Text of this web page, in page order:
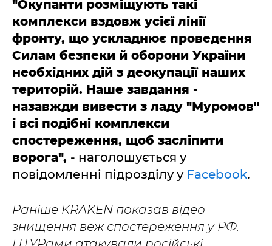
"Окупанти розміщують такі
комплекси вздовж усієї лінії
фронту, що ускладнює проведення
Силам безпеки й оборони України
необхідних дій з деокупації наших
територій. Наше завдання -
назавжди вивести з ладу "Муромов"
і всі подібні комплекси
спостереження, щоб засліпити
ворога", - наголошується у
повідомленні підрозділу у Facebook.
Раніше KRAKEN показав відео
знищення веж спостереження у РФ.